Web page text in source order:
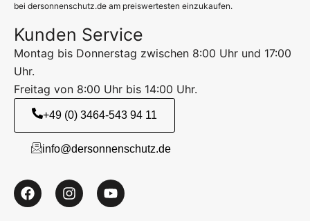
bei dersonnenschutz.de am preiswertesten einzukaufen.
Kunden Service
Montag bis Donnerstag zwischen 8:00 Uhr und 17:00
Uhr.
Freitag von 8:00 Uhr bis 14:00 Uhr.
+49 (0) 3464-543 94 11
info@dersonnenschutz.de